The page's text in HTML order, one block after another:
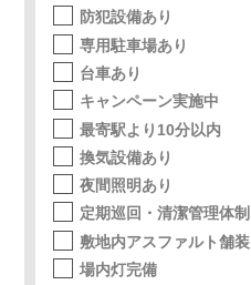
防犯設備あり
専用駐車場あり
台車あり
キャンペーン実施中
最寄駅より10分以内
換気設備あり
夜間照明あり
定期巡回・清潔管理体制
敷地内アスファルト舗装
場内灯完備